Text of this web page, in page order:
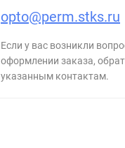
opto@perm.stks.ru
Если у вас возникли
оформлении заказа,
указанным контактам.